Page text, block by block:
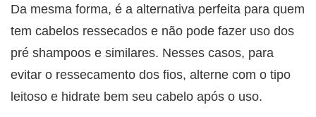
Da mesma forma, é a alternativa perfeita para quem
tem cabelos ressecados e não pode fazer uso dos
pré shampoos e similares. Nesses casos, para
evitar o ressecamento dos fios, alterne com o tipo
leitoso e hidrate bem seu cabelo após o uso.